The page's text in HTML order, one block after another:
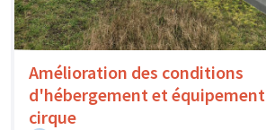
Amélioration des conditions
d'hébergement et équipement
cirque